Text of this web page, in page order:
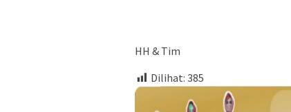
HH & Tim
Dilihat: 385